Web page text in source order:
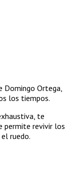
Domingo Ortega,
los tiempos.
te
permite revivir los
ruedo.